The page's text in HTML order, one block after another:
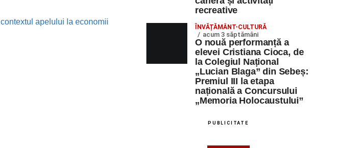
apelului la economii
recreative
ÎNVĂȚĂMÂNT-CULTURĂ
acum 3 săptămâni
O nouă performanță a
elevei Cristiana Cioca, de
la Colegiul Național
„Lucian Blaga” din Sebeș:
Premiul III la etapa
națională a Concursului
„Memoria Holocaustului”
PUBLICITATE